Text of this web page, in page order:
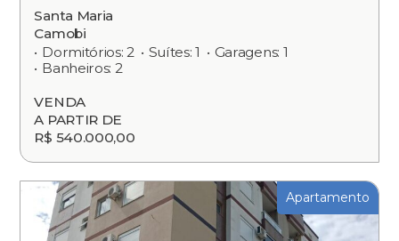
Santa Maria
Camobi
Dormitórios: 2
Suítes: 1
Garagens: 1
Banheiros: 2
VENDA
A PARTIR DE
R$ 540.000,00
Apartamento